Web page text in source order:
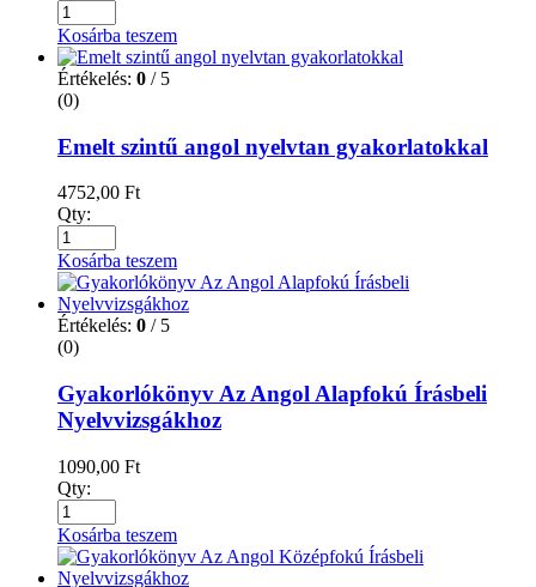
Kosárba teszem
Értékelés: 0 / 5
(0)
Emelt szintű angol nyelvtan gyakorlatokkal
4752,00 Ft
Qty:
Kosárba teszem
Értékelés: 0 / 5
(0)
Gyakorlókönyv Az Angol Alapfokú Írásbeli
Nyelvvizsgákhoz
1090,00 Ft
Qty:
Kosárba teszem